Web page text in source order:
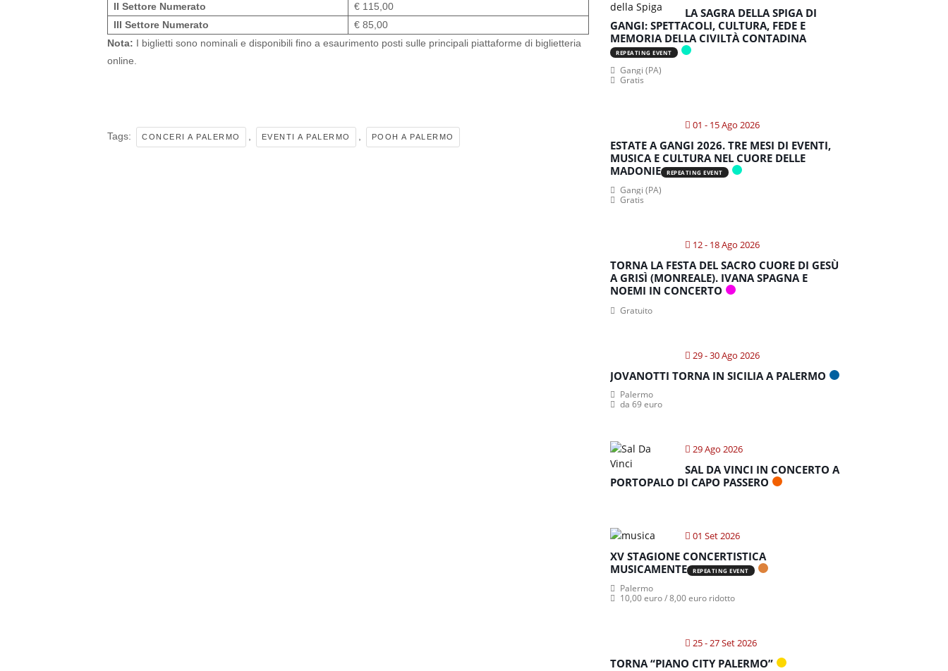
II Settore Numerato
€ 115,00
III Settore Numerato
€ 85,00
Nota: I biglietti sono nominali e disponibili fino a esaurimento posti sulle principali piattaforme di biglietteria
online.
Tags: CONCERI A PALERMO EVENTI A PALERMO POOH A PALERMO
LA SAGRA DELLA SPIGA DI
GANGI: SPETTACOLI, CULTURA, FEDE E
MEMORIA DELLA CIVILTÀ CONTADINA
REPEATING EVENT
Gangi (PA)
Gratis
01 - 15 Ago 2026
ESTATE A GANGI 2026. TRE MESI DI EVENTI,
MUSICA E CULTURA NEL CUORE DELLE
MADONIE
REPEATING EVENT
Gangi (PA)
Gratis
12 - 18 Ago 2026
TORNA LA FESTA DEL SACRO CUORE DI GESÙ
A GRISÌ (MONREALE). IVANA SPAGNA E
NOEMI IN CONCERTO
Gratuito
29 - 30 Ago 2026
JOVANOTTI TORNA IN SICILIA A PALERMO
Palermo
da 69 euro
29 Ago 2026
SAL DA VINCI IN CONCERTO A
PORTOPALO DI CAPO PASSERO
01 Set 2026
XV STAGIONE CONCERTISTICA
MUSICAMENTE
REPEATING EVENT
Palermo
10,00 euro / 8,00 euro ridotto
25 - 27 Set 2026
TORNA “PIANO CITY PALERMO”